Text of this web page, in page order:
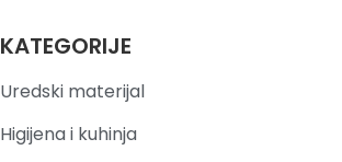
KATEGORIJE
Uredski materijal
Higijena i kuhinja